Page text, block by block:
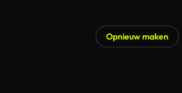
Opnieuw maken